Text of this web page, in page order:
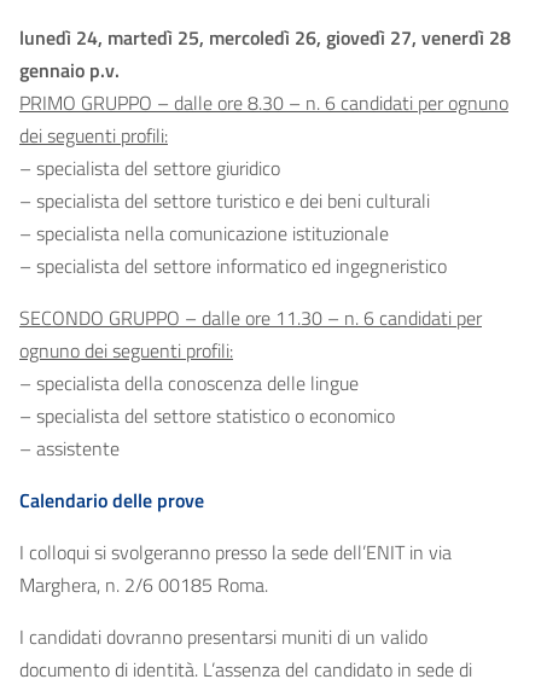
lunedì 24, martedì 25, mercoledì 26, giovedì 27, venerdì 28
gennaio p.v.
PRIMO GRUPPO – dalle ore 8.30 – n. 6 candidati per ognuno
dei seguenti profili:
– specialista del settore giuridico
– specialista del settore turistico e dei beni culturali
– specialista nella comunicazione istituzionale
– specialista del settore informatico ed ingegneristico
SECONDO GRUPPO – dalle ore 11.30 – n. 6 candidati per
ognuno dei seguenti profili:
– specialista della conoscenza delle lingue
– specialista del settore statistico o economico
– assistente
Calendario delle prove
I colloqui si svolgeranno presso la sede dell’ENIT in via
Marghera, n. 2/6 00185 Roma.
I candidati dovranno presentarsi muniti di un valido
documento di identità. L’assenza del candidato in sede di